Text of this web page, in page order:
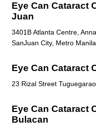
Eye Can Cataract
Juan
3401B Atlanta Centre,
SanJuan City, Metro
Eye Can Cataract
23 Rizal Street
Eye Can Cataract
Bulacan